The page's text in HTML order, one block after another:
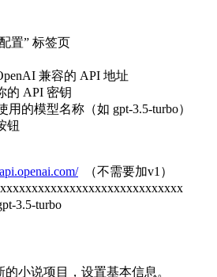
置” 标签页
兼容的 API 地址
的 API 密钥
用的模型名称（如 gpt-3.5-turbo）
钮
（不需要加v1）
3.5-turbo
小说项目，设置基本信息。